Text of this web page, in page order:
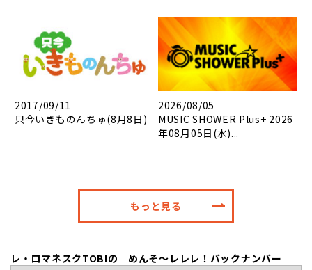
2017/09/11
只今いきものんちゅ(8月8日)
2026/08/05
MUSIC SHOWER Plus+ 2026
年08月05日(水)...
もっと見る
レ・ロマネスクTOBIの めんそ～レレレ！バックナンバー